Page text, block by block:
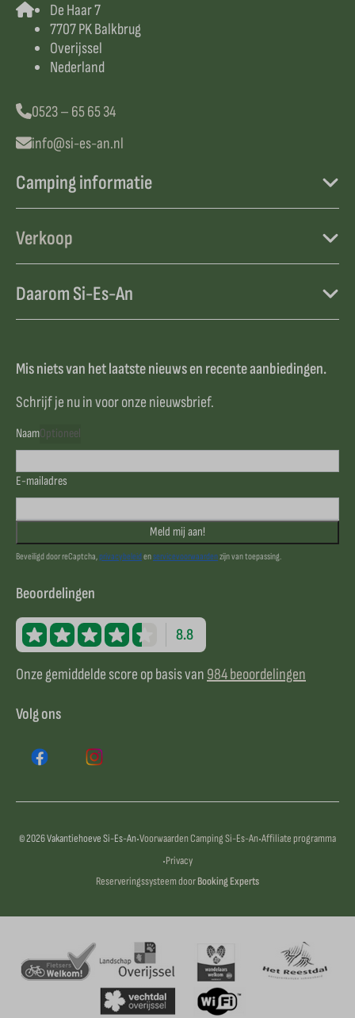
De Haar 7
7707 PK Balkbrug
Overijssel
Nederland
0523 – 65 65 34
info@si-es-an.nl
Camping informatie
Verkoop
Daarom Si-Es-An
Mis niets van het laatste nieuws en recente aanbiedingen.
Schrijf je nu in voor onze nieuwsbrief.
NaamOptioneel
E-mailadres
Meld mij aan!
Beveiligd door reCaptcha,privacybeleidenservicevoorwaardenzijn van toepassing.
Beoordelingen
8.8
Onze gemiddelde score op basis van 984 beoordelingen
Volg ons
© 2026 Vakantiehoeve Si-Es-An·Voorwaarden Camping Si-Es-An·Affiliate programma
·Privacy
Reserveringssysteem doorBooking Experts